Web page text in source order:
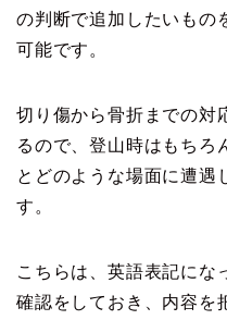
の判断で追加したいもの
可能です。
切り傷から骨折までの対
るので、登山時はもちろ
とどのような場面に遭遇
す。
こちらは、英語表記にな
確認をしておき、内容を